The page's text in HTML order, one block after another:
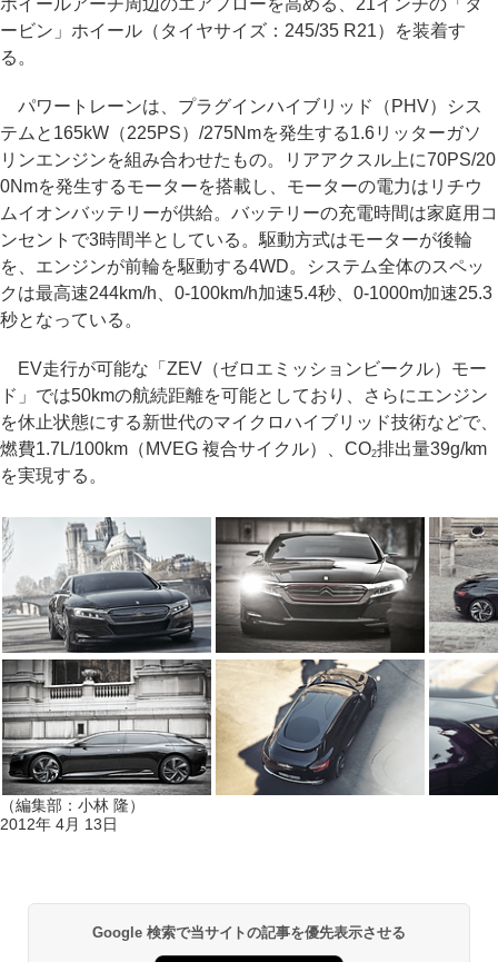
ホイールアーチ周辺のエアフローを高める、21インチの「タ
ービン」ホイール（タイヤサイズ：245/35 R21）を装着す
る。
パワートレーンは、プラグインハイブリッド（PHV）シス
テムと165kW（225PS）/275Nmを発生する1.6リッターガソ
リンエンジンを組み合わせたもの。リアアクスル上に70PS/20
0Nmを発生するモーターを搭載し、モーターの電力はリチウ
ムイオンバッテリーが供給。バッテリーの充電時間は家庭用コ
ンセントで3時間半としている。駆動方式はモーターが後輪
を、エンジンが前輪を駆動する4WD。システム全体のスペッ
クは最高速244km/h、0-100km/h加速5.4秒、0-1000m加速25.3
秒となっている。
EV走行が可能な「ZEV（ゼロエミッションビークル）モー
ド」では50kmの航続距離を可能としており、さらにエンジン
を休止状態にする新世代のマイクロハイブリッド技術などで、
燃費1.7L/100km（MVEG 複合サイクル）、CO2排出量39g/km
を実現する。
（編集部：小林 隆）
2012年 4月 13日
Google 検索で当サイトの記事を優先表示させる